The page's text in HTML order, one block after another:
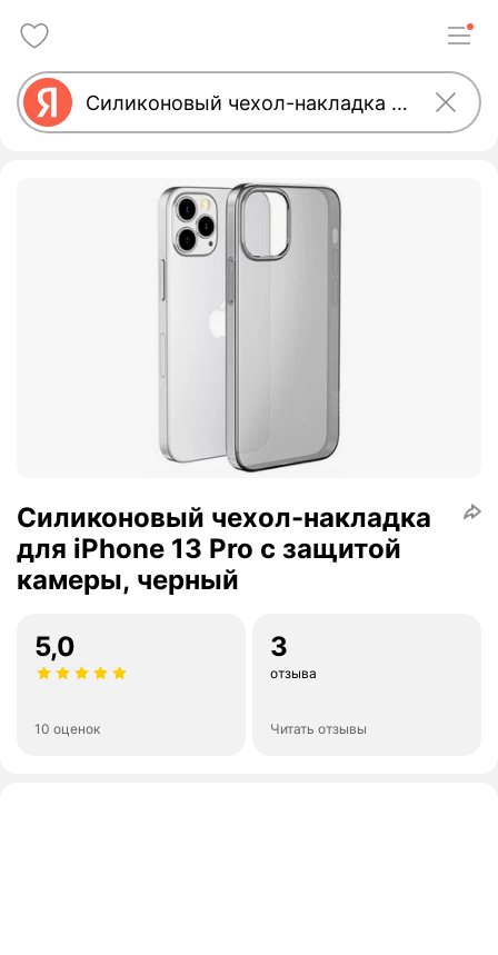
Cиликоновый чехол-накладка
для iPhone 13 Pro с защитой
камеры, черный
5,0
10 оценок
3
отзыва
Читать отзывы